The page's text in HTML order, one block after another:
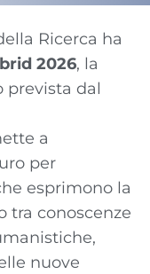
Ricerca ha
2026, la
prevista dal
a
per
esprimono la
tra conoscenze
nuove